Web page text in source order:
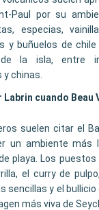
Paul por su
especias,
y buñuelos de
la isla, entre
y chinas.
Labrin cuando Beau
suelen citar el
un ambiente más
playa. Los puestos
el curry de
sencillas y el
más viva de